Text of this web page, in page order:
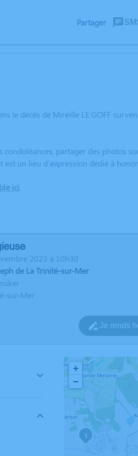
Partager
le décès de Mireille LE GOFF
partager des photos
un lieu d'expression dédié à
ici.
2023 à 10h30
de La Trinité-sur-Mer
sur-Mer
Je rends
1
+
−